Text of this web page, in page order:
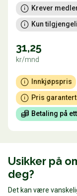
Krever
Kun
31,25
kr/mnd
Innkjøpspris
Pris garantert
Betaling på
Usikker på
deg?
Det kan være